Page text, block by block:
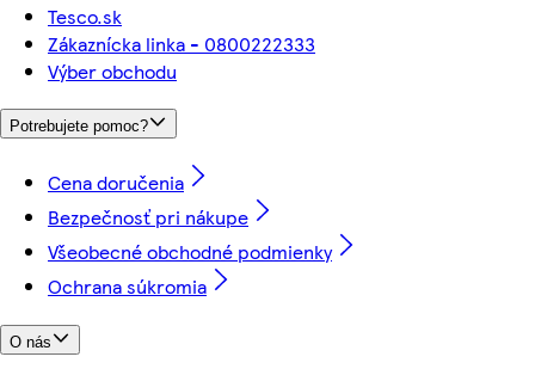
Tesco.sk
Zákaznícka linka - 0800222333
Výber obchodu
Potrebujete pomoc?
Cena doručenia
Bezpečnosť pri nákupe
Všeobecné obchodné podmienky
Ochrana súkromia
O nás